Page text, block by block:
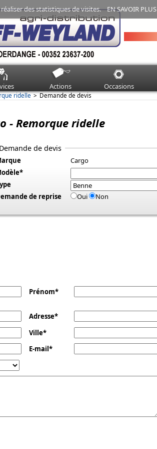
réaliser des statistiques de visites.EN SAVOIR PLUS
Actions Occasions
ridelle Demande de devis
- Remorque ridelle
Demande de devis
Cargo
de reprise
Oui Non
Prénom
Adresse
Ville
E-mail